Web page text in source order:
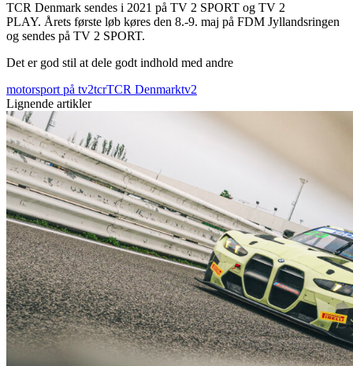
TCR Denmark sendes i 2021 på TV 2 SPORT og TV 2
PLAY. Årets første løb køres den 8.-9. maj på FDM Jyllandsringen
og sendes på TV 2 SPORT.
Det er god stil at dele godt indhold med andre
motorsport på tv2tcrTCR Denmarktv2
Lignende artikler